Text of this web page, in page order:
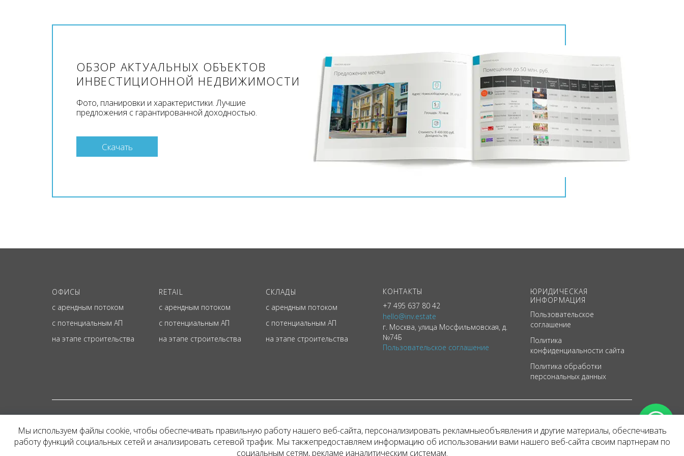
ОБЗОР АКТУАЛЬНЫХ ОБЪЕКТОВ
ИНВЕСТИЦИОННОЙ НЕДВИЖИМОСТИ
Фото, планировки и характеристики. Лучшие
предложения с гарантированной доходностью.
Скачать
ОФИСЫ
с арендным потоком
с потенциальным АП
на этапе строительства
RETAIL
с арендным потоком
с потенциальным АП
на этапе строительства
СКЛАДЫ
с арендным потоком
с потенциальным АП
на этапе строительства
КОНТАКТЫ
+7 495 637 80 42
hello@inv.estate
г. Москва, улица Мосфильмовская, д.
№74Б
Пользовательское соглашение
ЮРИДИЧЕСКАЯ
ИНФОРМАЦИЯ
Пользовательское
соглашение
Политика
конфиденциальности сайта
Политика обработки
персональных данных
Представленная на сайте агентства информация, в т.ч. стоимости объектов, носит информационный характер
и не является публичной офертой. Условия аренды объекта могут быть изменены собственником без уведомления.
Мы используем файлы cookie, чтобы обеспечивать правильную работу нашего веб-сайта, персонализировать рекламныеобъявления и другие материалы, обеспечивать
работу функций социальных сетей и анализировать сетевой трафик. Мы такжепредоставляем информацию об использовании вами нашего веб-сайта своим партнерам по
социальным сетям, рекламе ианалитическим системам.